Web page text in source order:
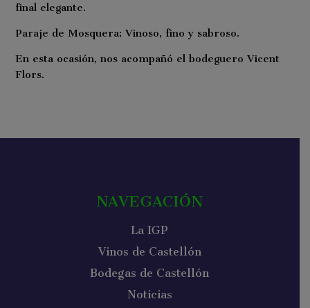
final elegante.
Paraje de Mosquera: Vinoso, fino y sabroso.
En esta ocasión, nos acompañó el bodeguero Vicent
Flors.
NAVEGACIÓN
La IGP
Vinos de Castellón
Bodegas de Castellón
Noticias